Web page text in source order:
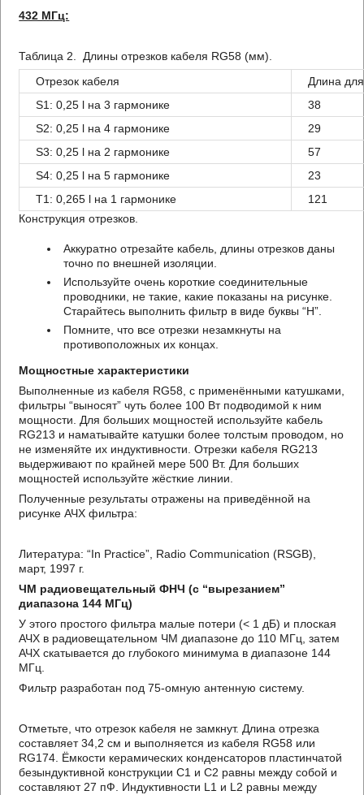
432 МГц:
Таблица 2. Длины отрезков кабеля RG58 (мм).
Отрезок кабеля
Длина
S1: 0,25 l на 3 гармонике
38
S2: 0,25 l на 4 гармонике
29
S3: 0,25 l на 2 гармонике
57
S4: 0,25 l на 5 гармонике
23
T1: 0,265 l на 1 гармонике
121
Конструкция отрезков.
Аккуратно отрезайте кабель, длины отрезков даны
точно по внешней изоляции.
Используйте очень короткие соединительные
проводники, не такие, какие показаны на рисунке.
Старайтесь выполнить фильтр в виде буквы “H”.
Помните, что все отрезки незамкнуты на
противоположных их концах.
Мощностные характеристики
Выполненные из кабеля RG58, с применёнными катушками,
фильтры “выносят” чуть более 100 Вт подводимой к ним
мощности. Для больших мощностей используйте кабель
RG213 и наматывайте катушки более толстым проводом, но
не изменяйте их индуктивности. Отрезки кабеля RG213
выдерживают по крайней мере 500 Вт. Для больших
мощностей используйте жёсткие линии.
Полученные результаты отражены на приведённой на
рисунке АЧХ фильтра:
Литература: “In Practice”, Radio Communication (RSGB),
март, 1997 г.
ЧМ радиовещательный ФНЧ (с “вырезанием”
диапазона 144 МГц)
У этого простого фильтра малые потери (< 1 дБ) и плоская
АЧХ в радиовещательном ЧМ диапазоне до 110 МГц, затем
АЧХ скатывается до глубокого минимума в диапазоне 144
МГц.
Фильтр разработан под 75-омную антенную систему.
Отметьте, что отрезок кабеля не замкнут. Длина отрезка
составляет 34,2 см и выполняется из кабеля RG58 или
RG174. Ёмкости керамических конденсаторов пластинчатой
безындуктивной конструкции С1 и С2 равны между собой и
составляют 27 пФ. Индуктивности L1 и L2 равны между